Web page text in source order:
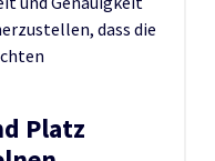
dass die
Platz